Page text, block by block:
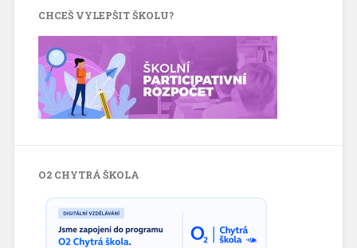
CHCEŠ VYLEPŠIT ŠKOLU?
O2 CHYTRÁ ŠKOLA